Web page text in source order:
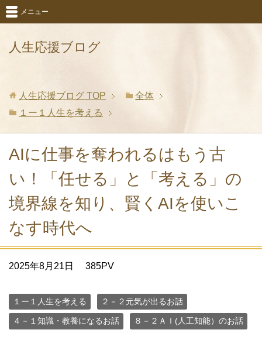
人生応援ブログ
メニュー
人生応援ブログ TOP
全体
１ー１人生を考える
AIに仕事を奪われるはもう古
い！「任せる」と「考える」の
境界線を知り、賢くAIを使いこ
なす時代へ
2025年8月21日 385PV
１ー１人生を考える ２－２元気が出るお話
４－１知識・教養になるお話 ８－２ＡＩ(人工知能）のお話